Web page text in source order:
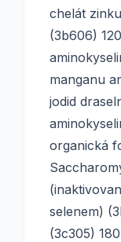
chelát
(3b606)
manganu
jodid
organická
selenem)
(3c305)